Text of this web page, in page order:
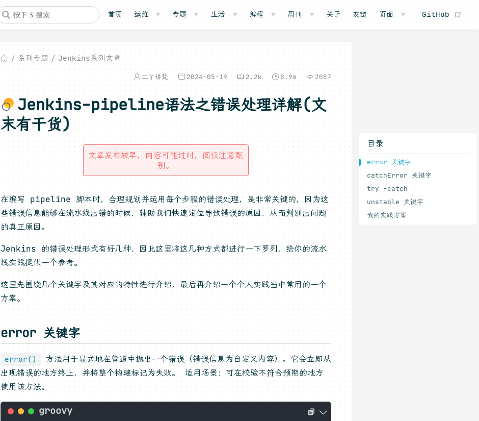
首页 运维 专题 生活 编程 周刊 关于 友链 页面 GitHub
系列专题 Jenkins系列文章
二丫讲梵 2024-05-19 2.2k 8.9m 2087
目录
error 关键字
catchError 关键字
try -catch
unstable 关键字
我的实践方案
Jenkins-pipeline语法之错误处理详解(文
末有干货)
文章发布较早，内容可能过时，阅读注意甄
别。
在编写 pipeline 脚本时，合理规划并运用每个步骤的错误处理，是非常关键的，因为这
些错误信息能够在流水线出错的时候，辅助我们快速定位导致错误的原因，从而判别出问题
的真正原因。
Jenkins 的错误处理形式有好几种，因此这里将这几种方式都进行一下罗列，给你的流水
线实践提供一个参考。
这里先围绕几个关键字及其对应的特性进行介绍，最后再介绍一个个人实践当中常用的一个
方案。
error 关键字
error()
方法用于显式地在管道中抛出一个错误（错误信息为自定义内容）。它会立即从
出现错误的地方终止，并将整个构建标记为失败。 适用场景：可在校验不符合预期的地方
使用该方法。